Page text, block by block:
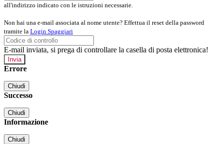
all'indirizzo indicato con le istruzioni necessarie.
Non hai una e-mail associata al nome utente? Effettua il reset della password
tramite la Login Spaggiari
E-mail inviata, si prega di controllare la casella di posta elettronica!
Errore
Chiudi
Successo
Chiudi
Informazione
Chiudi